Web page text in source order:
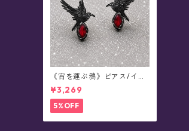
《宵を運ぶ鴉》ピアス/イヤ
リング
¥3,269
5%OFF